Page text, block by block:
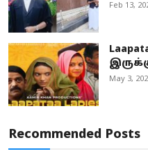
Feb 13,
May 3,
Recommended Posts